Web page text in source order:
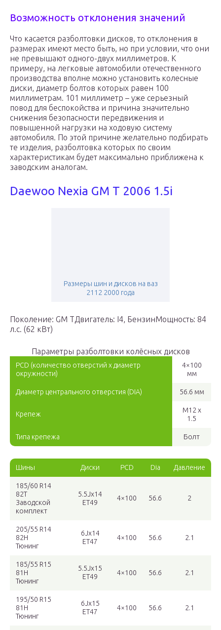
Возможность отклонения значений
Что касается разболтовки дисков, то отклонения в
размерах имеют место быть, но при условии, что они
не превышают одного-двух миллиметров. К
примеру, на легковые автомобили отечественного
производства вполне можно установить колесные
диски, диаметр болтов которых равен 100
миллиметрам. 101 миллиметр – уже серьезный
повод для беспокойства и причина значительно
снижения безопасности передвижения и
повышенной нагрузки на ходовую систему
автомобиля. По этой причине желательно подбирать
те изделия, разболтовка которых по своим
характеристикам будет максимально приближена к
заводским аналогам.
Daewoo Nexia GM T 2006 1.5i
Размеры шин и дисков на ваз
2112 2000 года
Поколение: GM TДвигатель: I4, БензинМощность: 84
л.с. (62 кВт)
Параметры разболтовки колёсных дисков
PCD (количество отверстий x диаметр
окружности)
4×100
мм
Диаметр центрального отверстия (DIA) 56.6 мм
Крепеж
M12 x
1.5
Типа крепежа Болт
Шины Диски PCD Dia Давление
185/60 R14
82T
Заводской
комплект
5.5Jx14
ET49
4×100 56.6 2
205/55 R14
82H
Тюнинг
6Jx14
ET47
4×100 56.6 2.1
185/55 R15
81H
Тюнинг
5.5Jx15
ET49
4×100 56.6 2.1
195/50 R15
81H
Тюнинг
6Jx15
ET47
4×100 56.6 2.1